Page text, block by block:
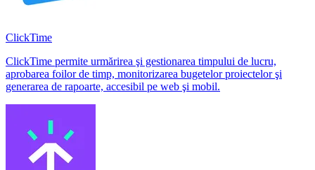
ClickTime
ClickTime permite urmărirea şi gestionarea timpului de lucru,
aprobarea foilor de timp, monitorizarea bugetelor proiectelor şi
generarea de rapoarte, accesibil pe web şi mobil.